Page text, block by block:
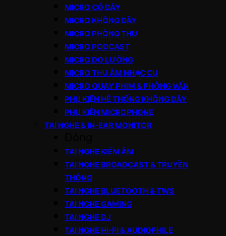
MICRO CÓ DÂY
MICRO KHÔNG DÂY
MICRO PHÒNG THU
MICRO PODCAST
MICRO ĐO LƯỜNG
MICRO THU ÂM NHẠC CỤ
MICRO QUAY PHIM & PHỎNG VẤN
PHỤ KIỆN HỆ THỐNG KHÔNG DÂY
PHỤ KIỆN MICROPHONE
TAI NGHE & IN-EAR MONITOR
TAI NGHE KIỂM ÂM
TAI NGHE BROADCAST & TRUYỀN
THÔNG
TAI NGHE BLUETOOTH & TWS
TAI NGHE GAMING
TAI NGHE DJ
TAI NGHE HI-FI & AUDIOPHILE